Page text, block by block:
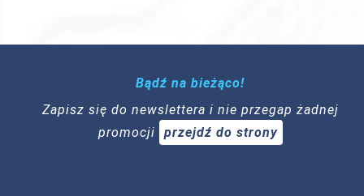
Bądź na bieżąco!
Zapisz się do newslettera i nie przegap żadnej
promocji
przejdź do strony